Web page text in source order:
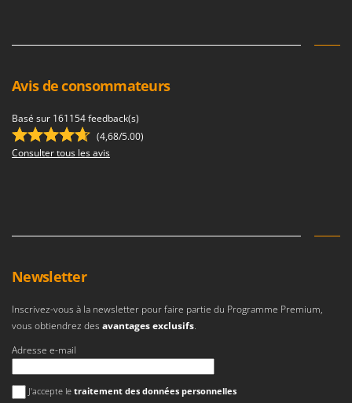
Avis de consommateurs
Basé sur 161154 feedback(s)
(4,68/5.00)
Consulter tous les avis
Newsletter
Inscrivez-vous à la newsletter pour faire partie du Programme Premium,
vous obtiendrez des avantages exclusifs.
Adresse e-mail
Une erreur est survenue
J'accepte le traitement des données personnelles